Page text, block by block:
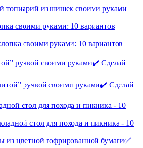
своими руками: 10 вариантов
ручкой своими руками✔️ Сделай
стол для похода и пикника - 10
из цветной гофрированной бумаги✅